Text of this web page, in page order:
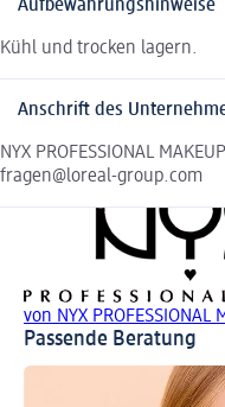
Aufbewahrungshinweise
Kühl und trocken lagern.
Anschrift des
NYX PROFESSIONAL
fragen@loreal-group.com
von NYX PROFESSIONAL
Passende Beratung